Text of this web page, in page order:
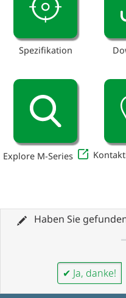
Spezifikation
Explore M-Series
Haben Sie
✔ Ja, danke!